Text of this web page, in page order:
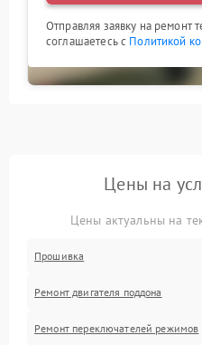
Отправляя заявку на ремонт
соглашаетесь с Политикой
Цены на
Цены актуальны на
Прошивка
Ремонт двигателя поддона
Ремонт переключателей режимов